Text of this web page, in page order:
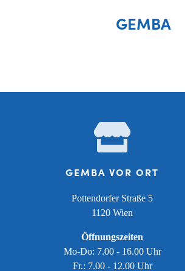
GEMBA
GEMBA VOR ORT
Pottendorfer Straße 5
1120 Wien
Öffnungszeiten
Mo-Do: 7.00 - 16.00 Uhr
Fr.: 7.00 - 12.00 Uhr